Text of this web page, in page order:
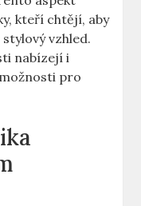
kteří chtějí, aby
vzhled.
nabízejí i
pro